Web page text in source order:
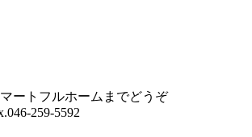
ートフルホームまでどうぞ
259-5592